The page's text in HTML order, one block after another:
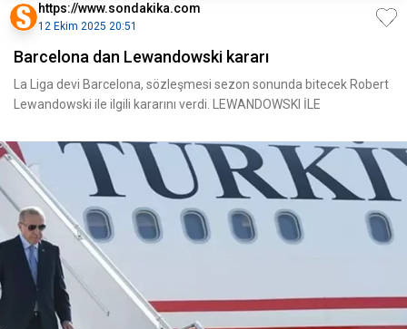
https://www.sondakika.com
12 Ekim 2025 20:51
Barcelona dan Lewandowski kararı
La Liga devi Barcelona, sözleşmesi sezon sonunda bitecek Robert
Lewandowski ile ilgili kararını verdi. LEWANDOWSKI İLE